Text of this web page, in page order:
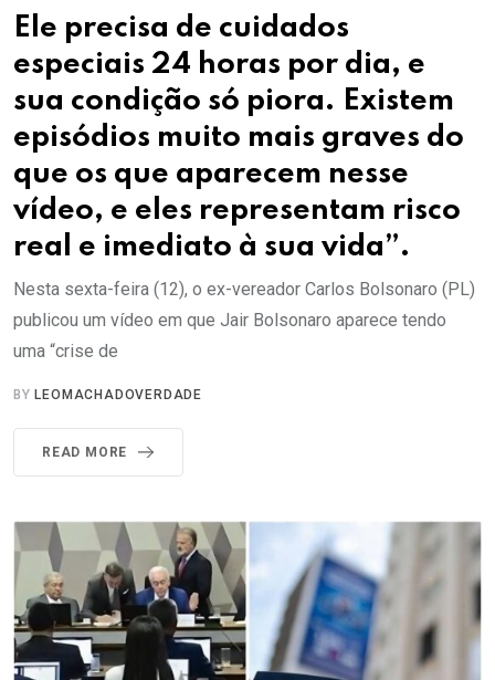
Ele precisa de cuidados
especiais 24 horas por dia, e
sua condição só piora. Existem
episódios muito mais graves do
que os que aparecem nesse
vídeo, e eles representam risco
real e imediato à sua vida”.
Nesta sexta-feira (12), o ex-vereador Carlos Bolsonaro (PL)
publicou um vídeo em que Jair Bolsonaro aparece tendo
uma “crise de
BY LEOMACHADOVERDADE
READ MORE